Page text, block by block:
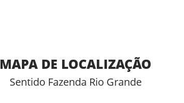
MAPA DE LOCALIZAÇÃO
Sentido Fazenda Rio Grande